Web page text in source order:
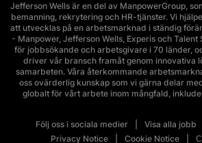
Jefferson Wells är en del av ManpowerGroup,
bemanning, rekrytering och HR-tjänster. Vi
att utvecklas på en arbetsmarknad i ständig
- Manpower, Jefferson Wells, Experis och
för jobbsökande och arbetsgivare i 70 länder,
driver vår bransch framåt genom innovativa
samarbeten. Våra återkommande
oss ovärderlig kunskap som vi gärna delar
globalt för vårt arbete inom mångfald,
Följ oss i sociala medier Visa alla jobb
Privacy Notice
Cookie Notice